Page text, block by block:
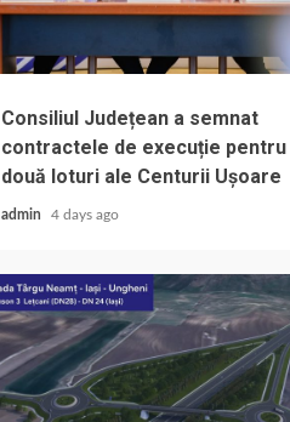
Consiliul Județean a semnat
contractele de execuție pentru
două loturi ale Centurii Ușoare
admin 4 days ago